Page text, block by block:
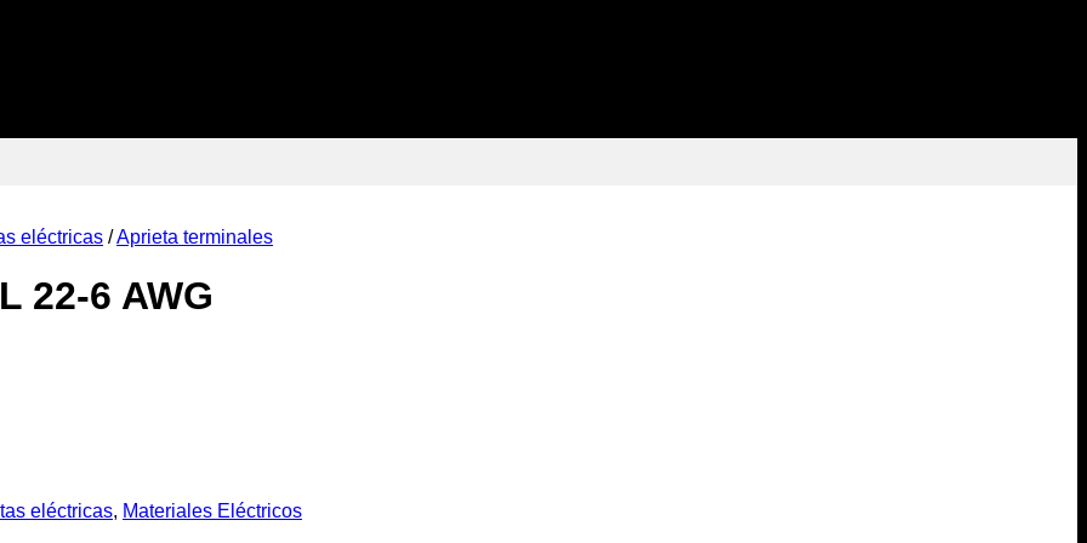
eléctricas /Aprieta terminales
22-6 AWG
eléctricas, Materiales Eléctricos